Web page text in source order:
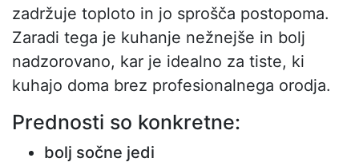
zadržuje toploto in jo sprošča postopoma.
Zaradi tega je kuhanje nežnejše in bolj
nadzorovano, kar je idealno za tiste, ki
kuhajo doma brez profesionalnega orodja.
Prednosti so konkretne:
bolj sočne jedi